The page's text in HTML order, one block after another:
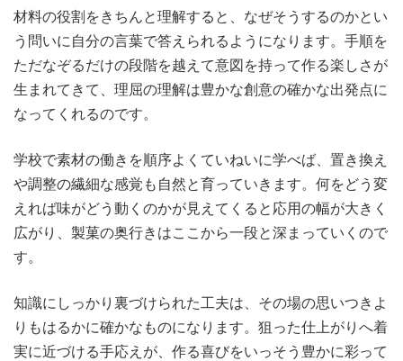
材料の役割をきちんと理解すると、なぜそうするのかとい
う問いに自分の言葉で答えられるようになります。手順を
ただなぞるだけの段階を越えて意図を持って作る楽しさが
生まれてきて、理屈の理解は豊かな創意の確かな出発点に
なってくれるのです。
学校で素材の働きを順序よくていねいに学べば、置き換え
や調整の繊細な感覚も自然と育っていきます。何をどう変
えれば味がどう動くのかが見えてくると応用の幅が大きく
広がり、製菓の奥行きはここから一段と深まっていくので
す。
知識にしっかり裏づけられた工夫は、その場の思いつきよ
りもはるかに確かなものになります。狙った仕上がりへ着
実に近づける手応えが、作る喜びをいっそう豊かに彩って